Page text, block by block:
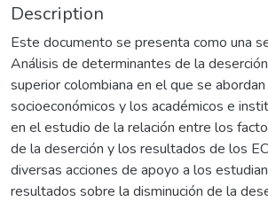
Description
Este documento se presenta como una
Análisis de determinantes de la
superior colombiana en el que se
socioeconómicos y los académicos e
en el estudio de la relación entre los
de la deserción y los resultados de los
diversas acciones de apoyo a los
resultados sobre la disminución de la